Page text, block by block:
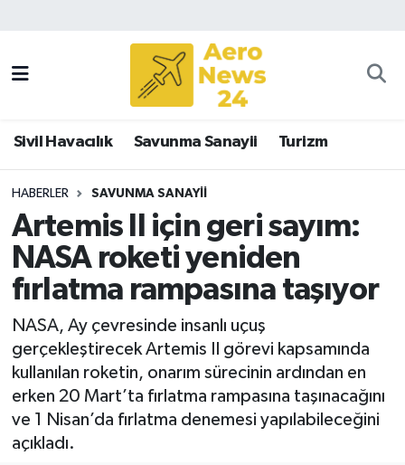
Sivil Havacılık Savunma Sanayii Turizm
HABERLER SAVUNMA SANAYII
Artemis II için geri sayım:
NASA roketi yeniden
fırlatma rampasına taşıyor
NASA, Ay çevresinde insanlı uçuş
gerçekleştirecek Artemis II görevi kapsamında
kullanılan roketin, onarım sürecinin ardından en
erken 20 Mart’ta fırlatma rampasına taşınacağını
ve 1 Nisan’da fırlatma denemesi yapılabileceğini
açıkladı.